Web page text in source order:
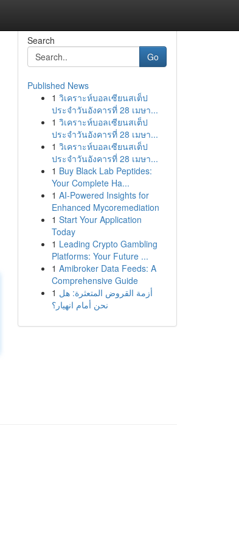
Search
Go
Published News
1 วิเคราะห์บอลเซียนสเต็ป
ประจำวันอังคารที่ 28 เมษา...
1 วิเคราะห์บอลเซียนสเต็ป
ประจำวันอังคารที่ 28 เมษา...
1 วิเคราะห์บอลเซียนสเต็ป
ประจำวันอังคารที่ 28 เมษา...
1 Buy Black Lab Peptides:
Your Complete Ha...
1 AI-Powered Insights for
Enhanced Mycoremediation
1 Start Your Application
Today
1 Leading Crypto Gambling
Platforms: Your Future ...
1 Amibroker Data Feeds: A
Comprehensive Guide
1 أزمة القروض المتعثرة: هل
نحن أمام انهيار؟